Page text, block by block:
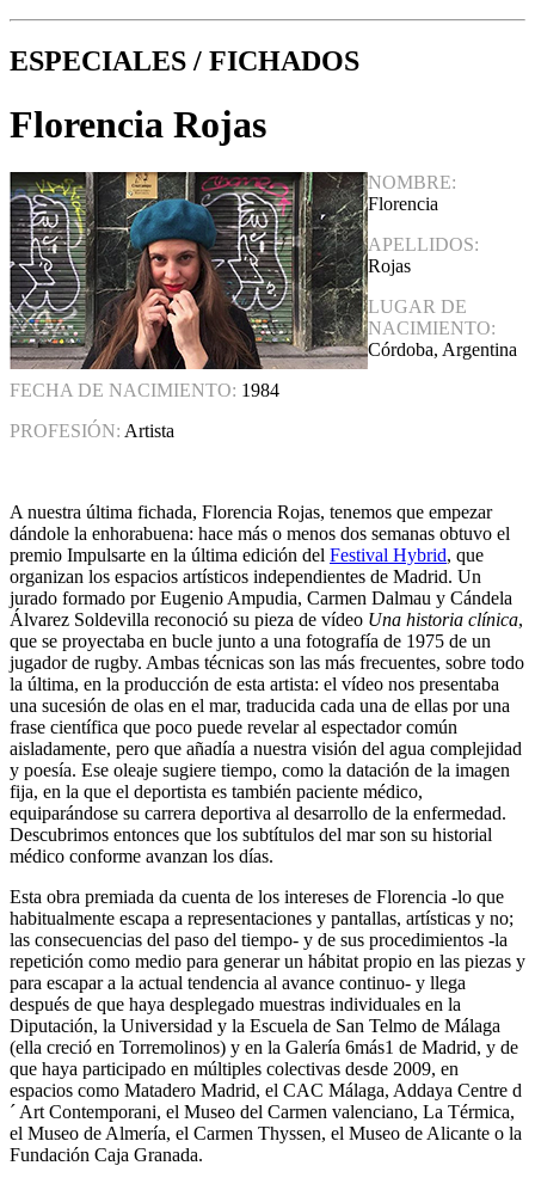
ESPECIALES / FICHADOS
Florencia Rojas
NOMBRE:
Florencia
APELLIDOS:
Rojas
LUGAR DE
NACIMIENTO:
Córdoba, Argentina
FECHA DE NACIMIENTO: 1984
PROFESIÓN: Artista
A nuestra última fichada, Florencia Rojas, tenemos que empezar
dándole la enhorabuena: hace más o menos dos semanas obtuvo el
premio Impulsarte en la última edición del Festival Hybrid, que
organizan los espacios artísticos independientes de Madrid. Un
jurado formado por Eugenio Ampudia, Carmen Dalmau y Cándela
Álvarez Soldevilla reconoció su pieza de vídeo Una historia clínica,
que se proyectaba en bucle junto a una fotografía de 1975 de un
jugador de rugby. Ambas técnicas son las más frecuentes, sobre todo
la última, en la producción de esta artista: el vídeo nos presentaba
una sucesión de olas en el mar, traducida cada una de ellas por una
frase científica que poco puede revelar al espectador común
aisladamente, pero que añadía a nuestra visión del agua complejidad
y poesía. Ese oleaje sugiere tiempo, como la datación de la imagen
fija, en la que el deportista es también paciente médico,
equiparándose su carrera deportiva al desarrollo de la enfermedad.
Descubrimos entonces que los subtítulos del mar son su historial
médico conforme avanzan los días.
Esta obra premiada da cuenta de los intereses de Florencia -lo que
habitualmente escapa a representaciones y pantallas, artísticas y no;
las consecuencias del paso del tiempo- y de sus procedimientos -la
repetición como medio para generar un hábitat propio en las piezas y
para escapar a la actual tendencia al avance continuo- y llega
después de que haya desplegado muestras individuales en la
Diputación, la Universidad y la Escuela de San Telmo de Málaga
(ella creció en Torremolinos) y en la Galería 6más1 de Madrid, y de
que haya participado en múltiples colectivas desde 2009, en
espacios como Matadero Madrid, el CAC Málaga, Addaya Centre d
´ Art Contemporani, el Museo del Carmen valenciano, La Térmica,
el Museo de Almería, el Carmen Thyssen, el Museo de Alicante o la
Fundación Caja Granada.